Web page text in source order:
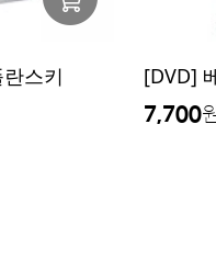
스키 [DVD]
7,700